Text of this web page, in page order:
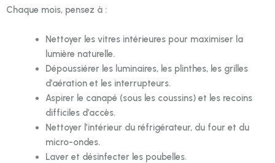
Chaque mois, pensez à :
Nettoyer les vitres intérieures pour maximiser la
lumière naturelle.
Dépoussiérer les luminaires, les plinthes, les grilles
d’aération et les interrupteurs.
Aspirer le canapé (sous les coussins) et les recoins
difficiles d’accès.
Nettoyer l’intérieur du réfrigérateur, du four et du
micro-ondes.
Laver et désinfecter les poubelles.